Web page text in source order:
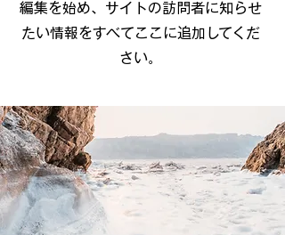
編集を始め、サイトの訪問者に知らせ
たい情報をすべてここに追加してくだ
さい。